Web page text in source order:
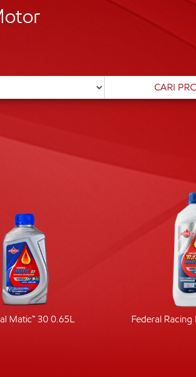
Matic™ 30 0.65L Federal